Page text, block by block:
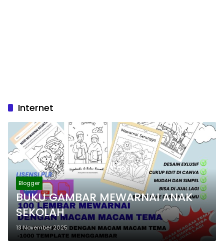
Internet
Blogger
BUKU GAMBAR MEWARNAI ANAK
SEKOLAH
13 November 2025